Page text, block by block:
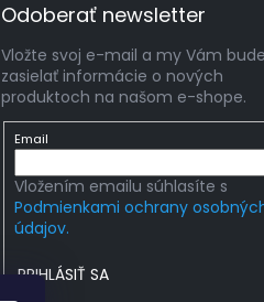
Odoberať newsletter
Vložte svoj e-mail a my Vám
zasielať informácie o nových
produktoch na našom e-shope.
Email
Vložením emailu súhlasíte s
Podmienkami ochrany
údajov.
PRIHLÁSIŤ SA